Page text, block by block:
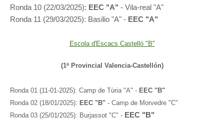
Ronda 10 (22/03/2025): EEC "A" - Vila-real "A"
Ronda 11 (29/03/2025): Basilio "A" - EEC "A"
Escola d'Escacs Castelló "B"
(1ª Provincial Valencia-Castellón)
Ronda 01 (11-01-2025): Camp de Tùria "A" - EEC "B"
Ronda 02 (18/01/2025): EEC "B" - Camp de Morvedre "C"
Ronda 03 (25/01/2025): Burjassot "C" - EEC "B"